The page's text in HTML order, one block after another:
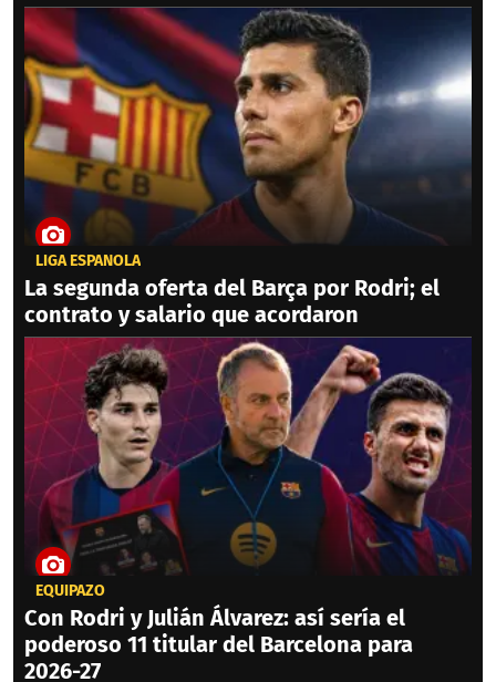
LIGA ESPAÑOLA
La segunda oferta del Barça por Rodri; el
contrato y salario que acordaron
EQUIPAZO
Con Rodri y Julián Álvarez: así sería el
poderoso 11 titular del Barcelona para
2026-27